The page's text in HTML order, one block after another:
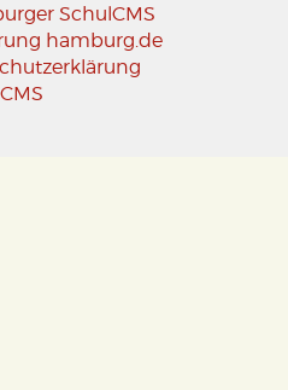
SchulCMS
hamburg.de